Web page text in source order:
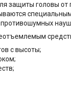
защиты головы
с высоты;